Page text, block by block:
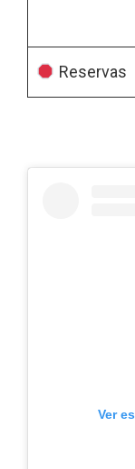
Reservas
Ver